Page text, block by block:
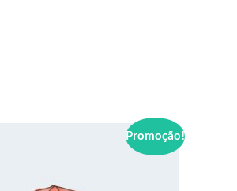
Promoção!